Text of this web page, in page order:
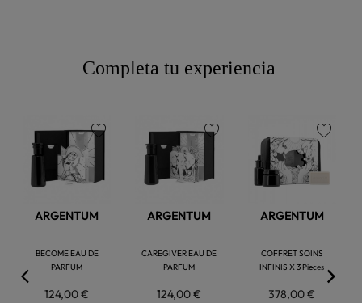
Completa tu experiencia
ARGENTUM
BECOME EAU DE
PARFUM
124,00 €
favorite
ARGENTUM
CAREGIVER EAU DE
PARFUM
124,00 €
ARGENTUM
COFFRET SOINS
INFINIS X 3 Pieces
378,00 €
favorite